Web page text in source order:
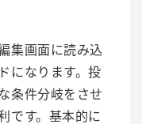
集画面に読み込
になります。投
条件分岐をさせ
です。基本的に